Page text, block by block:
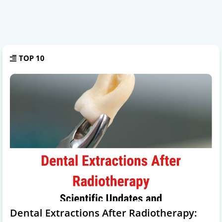
TOP 10
Dental Extractions After Radiotherapy: